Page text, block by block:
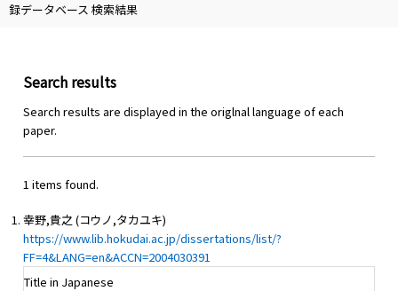
キ録データベース 検索結果
Search results
Search results are displayed in the origlnal language of each
paper.
1 items found.
幸野,貴之 (コウノ,タカユキ)
https://www.lib.hokudai.ac.jp/dissertations/list/?
FF=4&LANG=en&ACCN=2004030391
Title in Japanese